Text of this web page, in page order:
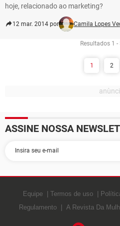
hoje, relacionado ao marketing?
12 mar. 2014 por Camila Lopes
Resultados 1 -
1 2
ASSINE NOSSA
Equipe Termos de uso
Regulamento
A Revista Da